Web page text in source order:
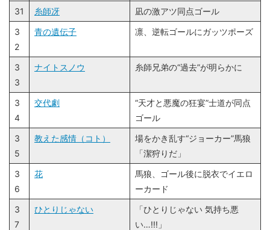
31
糸師冴
凪の激アツ同点ゴール
3
2
青の遺伝子 凛、逆転ゴールにガッツポーズ
3
3
ナイトスノウ 糸師兄弟の“過去”が明らかに
3
4
交代劇
“天才と悪魔の狂宴”士道が同点
ゴール
3
5
教えた感情（コト）
場をかき乱す“ジョーカー”馬狼
「潔狩りだ」
3
6
花
馬狼、ゴール後に脱衣でイエロ
ーカード
3
7
ひとりじゃない
「ひとりじゃない 気持ち悪
い…!!!」